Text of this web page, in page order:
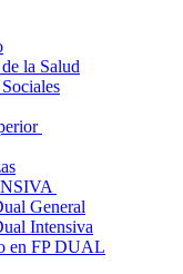
la Salud
General
Intensiva
en FP DUAL